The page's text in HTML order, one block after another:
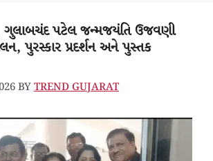
ગુલાબચંદ પટેલ જન્મજયંતિ ઉજવણી
પુરસ્કાર પ્રદર્શન અને પુસ્તક
BYTREND GUJARAT